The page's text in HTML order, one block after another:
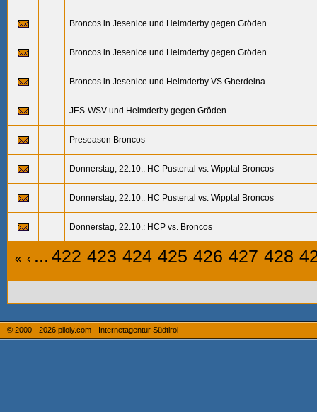
Broncos in Jesenice und Heimderby gegen Gröden
Broncos in Jesenice und Heimderby gegen Gröden
Broncos in Jesenice und Heimderby VS Gherdeina
JES-WSV und Heimderby gegen Gröden
Preseason Broncos
Donnerstag, 22.10.: HC Pustertal vs. Wipptal Broncos
Donnerstag, 22.10.: HC Pustertal vs. Wipptal Broncos
Donnerstag, 22.10.: HCP vs. Broncos
« ‹ ... 422 423 424 425 426 427 428
© 2000 - 2026 piloly.com - Internetagentur Südtirol